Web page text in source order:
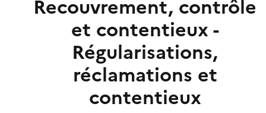
Recouvrement, contrôle
et contentieux -
Régularisations,
réclamations et
contentieux